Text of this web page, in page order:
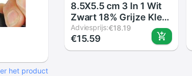
het product
8.5X5.5 cm 3 In 1 Wit
Zwart 18% Grijze Kleur
Balance Kaarten
Digitale Grijskaart Met
Neck Strap voor DSLR
Adviesprijs:€18.19
€15.59